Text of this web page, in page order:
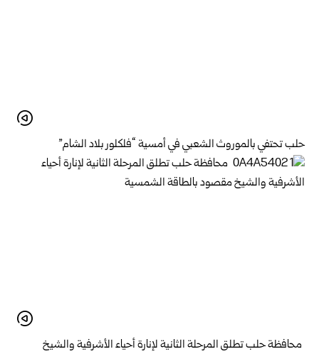
حلب تحتفي بالموروث الشعبي في أمسية “فلكلور بلاد الشام”
محافظة حلب تطلق المرحلة الثانية لإنارة أحياء الأشرفية والشيخ